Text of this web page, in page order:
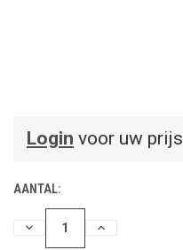
Login voor uw prijs
AANTAL:
HOEVEELHEIDHOEVEELHEID